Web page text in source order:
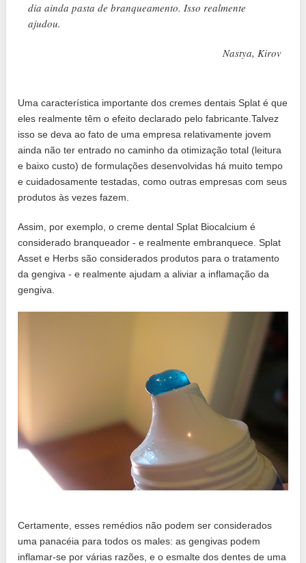
dia ainda pasta de branqueamento. Isso realmente
ajudou.
Nastya, Kirov
Uma característica importante dos cremes dentais Splat é que
eles realmente têm o efeito declarado pelo fabricante.Talvez
isso se deva ao fato de uma empresa relativamente jovem
ainda não ter entrado no caminho da otimização total (leitura
e baixo custo) de formulações desenvolvidas há muito tempo
e cuidadosamente testadas, como outras empresas com seus
produtos às vezes fazem.
Assim, por exemplo, o creme dental Splat Biocalcium é
considerado branqueador - e realmente embranquece. Splat
Asset e Herbs são considerados produtos para o tratamento
da gengiva - e realmente ajudam a aliviar a inflamação da
gengiva.
Certamente, esses remédios não podem ser considerados
uma panacéia para todos os males: as gengivas podem
inflamar-se por várias razões, e o esmalte dos dentes de uma